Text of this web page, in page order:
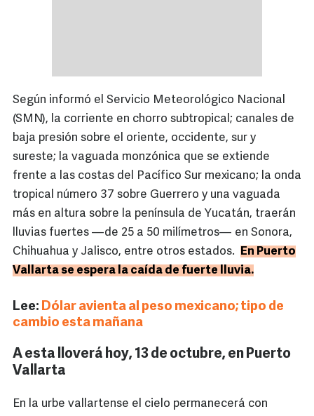
Según informó el Servicio Meteorológico Nacional
(SMN), la corriente en chorro subtropical; canales de
baja presión sobre el oriente, occidente, sur y
sureste; la vaguada monzónica que se extiende
frente a las costas del Pacífico Sur mexicano; la onda
tropical número 37 sobre Guerrero y una vaguada
más en altura sobre la península de Yucatán, traerán
lluvias fuertes —de 25 a 50 milímetros— en Sonora,
Chihuahua y Jalisco, entre otros estados. En Puerto
Vallarta se espera la caída de fuerte lluvia.
Lee: Dólar avienta al peso mexicano; tipo de
cambio esta mañana
A esta lloverá hoy, 13 de octubre, en Puerto
Vallarta
En la urbe vallartense el cielo permanecerá con